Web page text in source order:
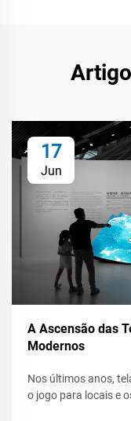
17
Jun
A Ascensão das
Modernos
Nos últimos anos,
o jogo para locais e